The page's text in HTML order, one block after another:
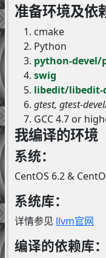
准备环境及依
cmake
Python
python-devel/
swig
libedit/libedit-
gtest, gtest-
GCC 4.7 or
我编译的环境
系统：
CentOS 6.2 &
系统库：
详情参见 llvm官网
编译的依赖库：